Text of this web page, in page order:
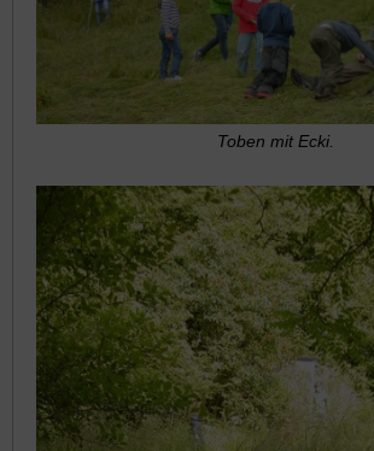
Toben mit Ecki.